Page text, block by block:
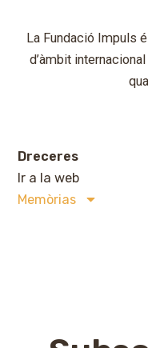
La Fundació Impuls
d’àmbit
Dreceres
Ir a la web
Memòrias